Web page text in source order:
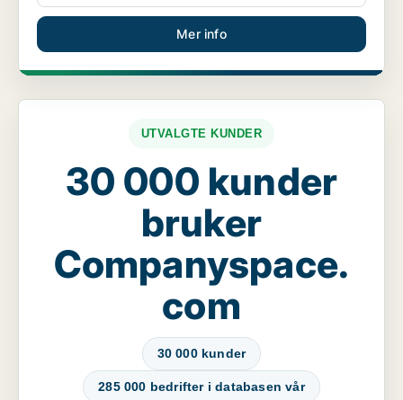
Mer info
UTVALGTE KUNDER
30 000 kunder
bruker
Companyspace.
com
30 000 kunder
285 000 bedrifter i databasen vår